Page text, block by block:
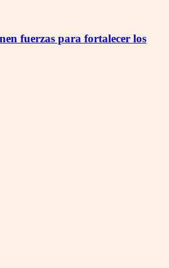
fuerzas para fortalecer los